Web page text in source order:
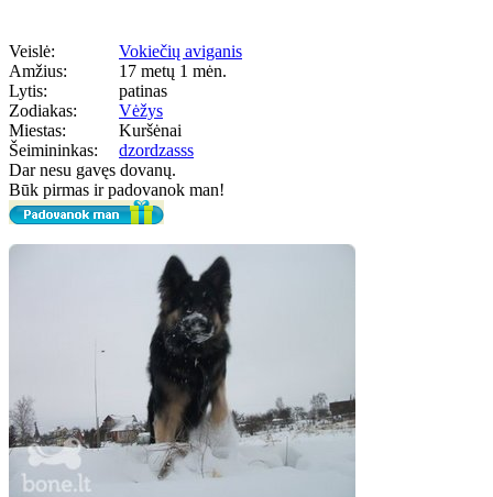
Veislė:
Vokiečių aviganis
Amžius:
17 metų 1 mėn.
Lytis:
patinas
Zodiakas:
Vėžys
Miestas:
Kuršėnai
Šeimininkas:
dzordzasss
Dar nesu gavęs dovanų.
Būk pirmas ir padovanok man!